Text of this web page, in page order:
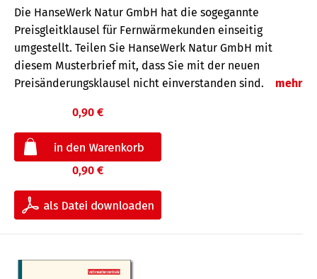
Die HanseWerk Natur GmbH hat die sogegannte
Preisgleitklausel für Fernwärmekunden einseitig
umgestellt. Teilen Sie HanseWerk Natur GmbH mit
diesem Musterbrief mit, dass Sie mit der neuen
Preisänderungsklausel nicht einverstanden sind.
mehr
0,90 €
0,90 €